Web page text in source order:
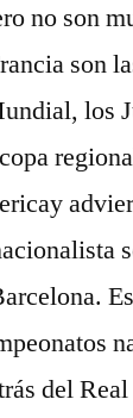
no son
son
los
del